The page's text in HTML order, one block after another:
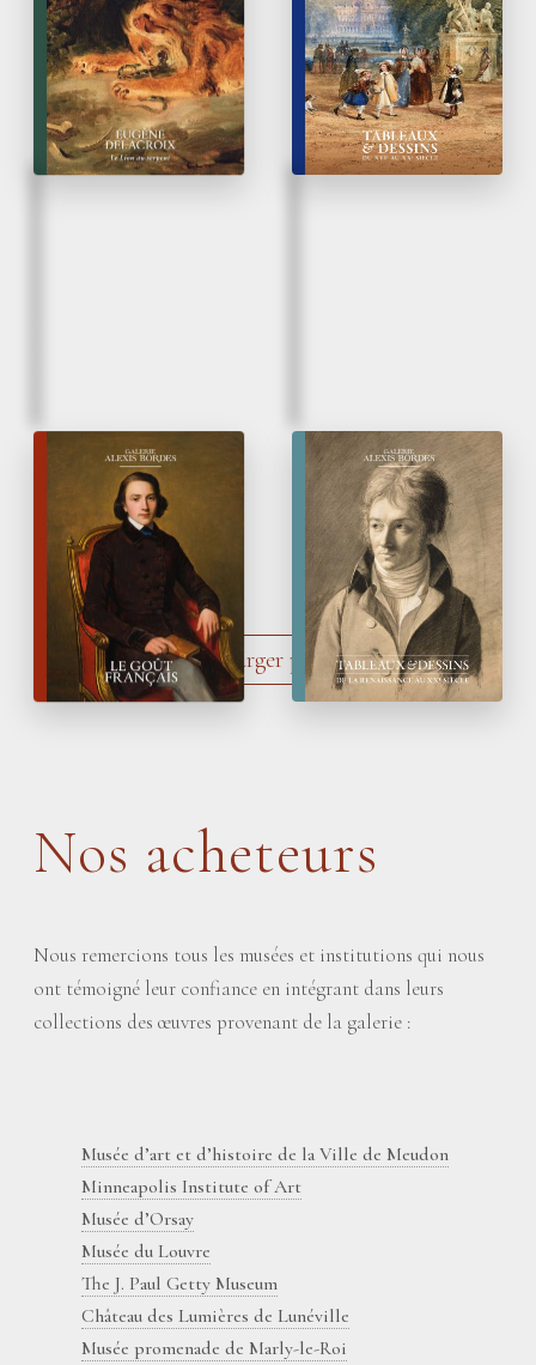
Redécouverte d’une œuvre
inédite
du XVIeau XXesiècle
Automne 2025
Le Goût français
Printemps 2025
Tableaux&Dessins
de la Renaissance
siècle
Charger plus
Nos acheteurs
Nous remercions tous les musées et institutions qui nous
ont témoigné leur confiance en intégrant dans leurs
collections des œuvres provenant de la galerie :
Musée d’art et d’histoire de la Ville de Meudon
Minneapolis Institute of Art
Musée d’Orsay
Musée du Louvre
The J. Paul Getty Museum
Château des Lumières de Lunéville
Musée promenade de Marly-le-Roi